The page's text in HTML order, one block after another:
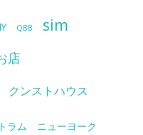
QBB sim
店
クンストハウス
トラム ニューヨーク